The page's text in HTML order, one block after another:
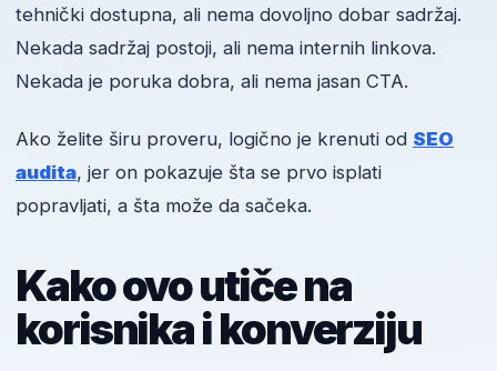
tehnički dostupna, ali nema dovoljno dobar sadržaj.
Nekada sadržaj postoji, ali nema internih linkova.
Nekada je poruka dobra, ali nema jasan CTA.
Ako želite širu proveru, logično je krenuti od SEO
audita, jer on pokazuje šta se prvo isplati
popravljati, a šta može da sačeka.
Kako ovo utiče na
korisnika i konverziju